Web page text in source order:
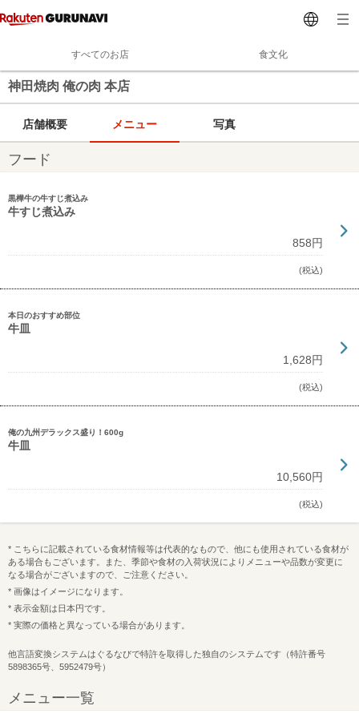
すべてのお店 食文化
神田焼肉 俺の肉 本店
店舗概要 メニュー 写真
フード
黒樺牛の牛すじ煮込み
牛すじ煮込み
858円
(税込)
本日のおすすめ部位
牛皿
1,628円
(税込)
俺の九州デラックス盛り！600g
牛皿
10,560円
(税込)
* こちらに記載されている食材情報等は代表的なもので、他にも使用されている食材が
ある場合もございます。また、季節や食材の入荷状況によりメニューや品数が変更に
なる場合がございますので、ご注意ください。
* 画像はイメージになります。
* 表示金額は日本円です。
* 実際の価格と異なっている場合があります。
他言語変換システムはぐるなびで特許を取得した独自のシステムです（特許番号
5898365号、5952479号）
メニュー一覧